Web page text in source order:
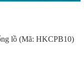
lồ (Mã: HKCPB10)